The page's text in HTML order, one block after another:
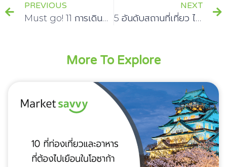
PREVIOUS
Must go! 11 การเดินทางไปตุรกีที่เที่ยว ที่น่าสัมผัส ไม่ไปเท่ากับพลาด
NEXT
5 อันดับสถานที่เที่ยว ไปรัสเซีย สำหรับคนโสด ไปแล้วอาจได้คู่
More To Explore